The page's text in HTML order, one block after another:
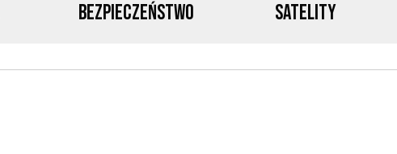
Bezpieczeństwo Satelity